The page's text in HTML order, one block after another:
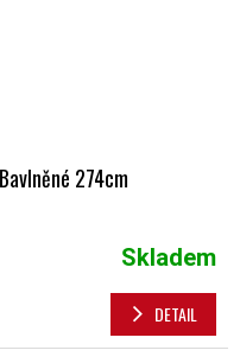
274cm
Skladem
DETAIL